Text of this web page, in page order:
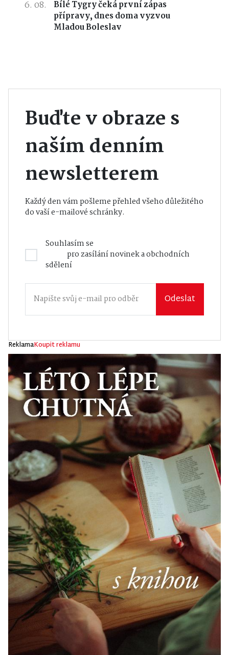
6. 08.
Bílé Tygry čeká první zápas
přípravy, dnes doma vyzvou
Mladou Boleslav
Buďte v obraze s
naším denním
newsletterem
Každý den vám pošleme přehled všeho důležitého
do vaší e-mailové schránky.
Souhlasím se
pro zasílání novinek a obchodních
sdělení
Odeslat
ReklamaKoupit reklamu